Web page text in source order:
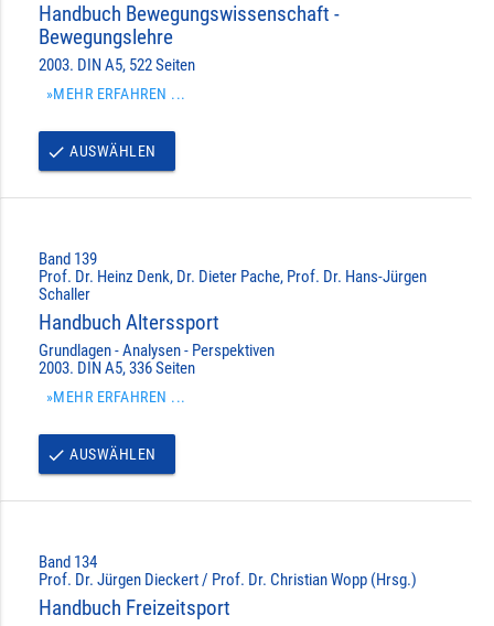
Handbuch Bewegungswissenschaft -
Bewegungslehre
2003. DIN A5, 522 Seiten
»MEHR ERFAHREN ...
done AUSWÄHLEN
Band 139
Prof. Dr. Heinz Denk, Dr. Dieter Pache, Prof. Dr. Hans-Jürgen
Schaller
Handbuch Alterssport
Grundlagen - Analysen - Perspektiven
2003. DIN A5, 336 Seiten
»MEHR ERFAHREN ...
done AUSWÄHLEN
Band 134
Prof. Dr. Jürgen Dieckert / Prof. Dr. Christian Wopp (Hrsg.)
Handbuch Freizeitsport